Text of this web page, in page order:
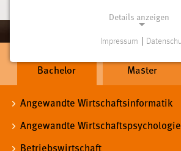
Bachelor Master
Angewandte Wirtschaftsinformatik
Angewandte Wirtschaftspsychologie
Betriebswirtschaft
Details anzeigen
Notwendige Cookies ermöglichen
Funktionen und sind für die
Website erforderlich.
Einverständnis
Impressum